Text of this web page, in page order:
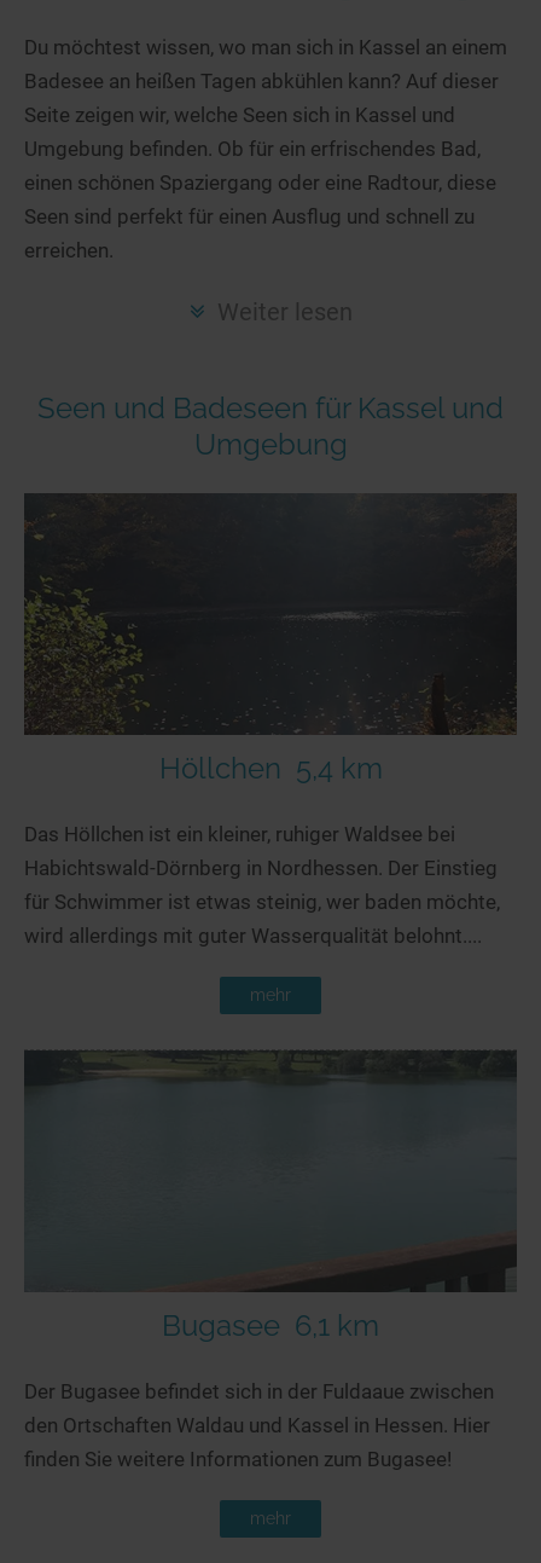
Stand Up Paddeling
Kitesurfen
Kanu- & Kajaktouren
Badeseen in Deutschland
Genuss pur
Wellness am See
Direkt am Wasser
Unterkünfte
Hotels am See
Ferienwohnungen
Hausboote
Camping
Ferienwohnungen
Hausboote
Camping am See
Top-Hotels
Top-Hotel Empfehlungen
Familienhotels
Ausgefallenes
Hundefreundliche Unterkünfte
Finde Deinen See
Seen in Deiner Nähe
Seen in Deutschland
Seen in Europa
Strandbad-Verzeichnis
Überwachte Badestellen
Top Seen nach Bundesländern
Seen in Europa
Österreich
Schweiz
Frankreich
Niederlande
alle Länder…
Du möchtest wissen, wo man sich in Kassel an einem
Badesee an heißen Tagen abkühlen kann? Auf dieser
Seite zeigen wir, welche Seen sich in Kassel und
Umgebung befinden. Ob für ein erfrischendes Bad,
einen schönen Spaziergang oder eine Radtour, diese
Seen sind perfekt für einen Ausflug und schnell zu
erreichen.
Weiter lesen
Seen und Badeseen für Kassel und
Umgebung
Höllchen 5,4 km
Das Höllchen ist ein kleiner, ruhiger Waldsee bei
Habichtswald-Dörnberg in Nordhessen. Der Einstieg
für Schwimmer ist etwas steinig, wer baden möchte,
wird allerdings mit guter Wasserqualität belohnt....
mehr
Bugasee 6,1 km
Der Bugasee befindet sich in der Fuldaaue zwischen
den Ortschaften Waldau und Kassel in Hessen. Hier
finden Sie weitere Informationen zum Bugasee!
mehr